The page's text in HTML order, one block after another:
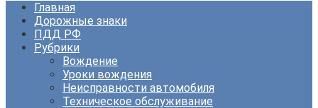
Главная
Дорожные знаки
ПДД РФ
Рубрики
Вождение
Уроки вождения
Неисправности автомобиля
Техническое обслуживание